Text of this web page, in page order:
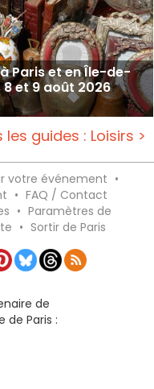
Paris et en Île-de-
et 9 août 2026
les guides : Loisirs >
votre événement •
• FAQ / Contact
• Paramètres de
• Sortir de Paris
de
de Paris :